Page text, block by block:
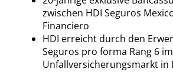
zwischen HDI Seguros
Financiero
HDI erreicht durch den
Seguros pro forma Rang 6
Unfallversicherungsmarkt in